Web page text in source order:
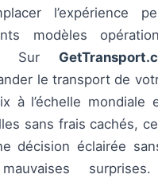
l’expérience
modèles
Sur
le transport de
à l’échelle mondiale
sans frais cachés,
décision éclairée
surprises.